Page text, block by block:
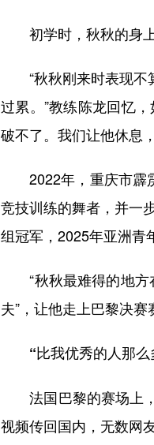
初学时，秋秋的身上
“秋秋刚来时表现不
过累。”教练陈龙回忆
破不了。我们让他休息
2022年，重庆市霹雳
竞技训练的舞者，并一
组冠军，2025年亚洲青
“秋秋最难得的地方
夫”，让他走上巴黎决赛
“比我优秀的人那
法国巴黎的赛场上，
视频传回国内，无数网